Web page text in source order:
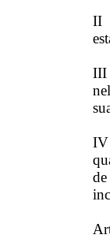
II
III
IV